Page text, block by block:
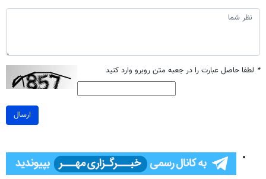
* لطفا حاصل عبارت را در جعبه متن روبرو وارد کنید
ارسال